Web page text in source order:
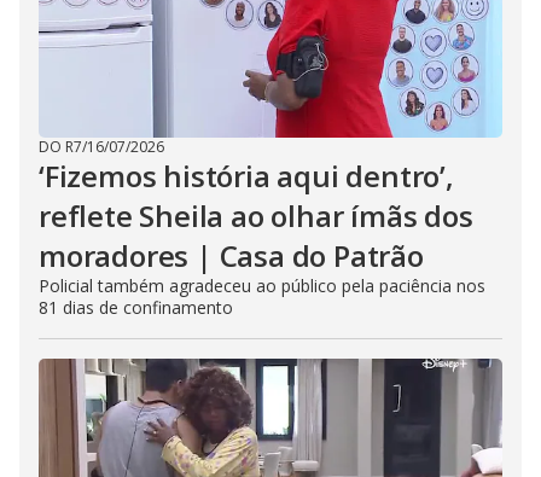
DO R7/16/07/2026
‘Fizemos história aqui dentro’,
reflete Sheila ao olhar ímãs dos
moradores | Casa do Patrão
Policial também agradeceu ao público pela paciência nos
81 dias de confinamento